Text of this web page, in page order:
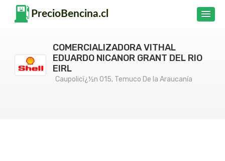
COMERCIALIZADORA VITHAL
EDUARDO NICANOR GRANT DEL RIO
EIRL
Caupolicï¿½n 015, Temuco De la Araucanía